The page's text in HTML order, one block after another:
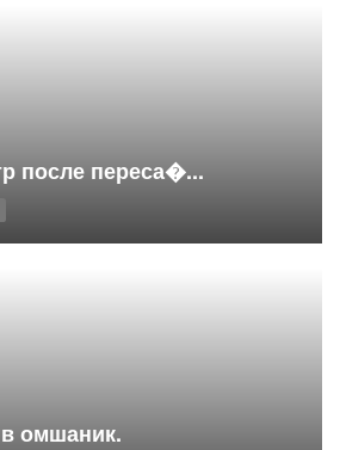
после переса�...
омшаник.